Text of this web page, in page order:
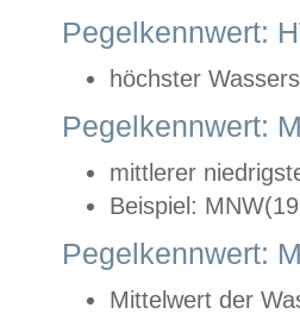
Pegelkennwert:
höchster
Pegelkennwert:
mittlerer
Beispiel:
Pegelkennwert:
Mittelwert der